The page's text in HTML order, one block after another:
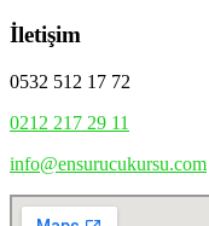
İletişim
0532 512 17 72
0212 217 29 11
info@ensurucukursu.com